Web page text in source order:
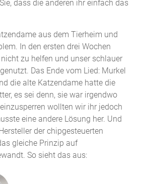
dass die anderen ihr einfach das
aus dem Tierheim und
In den ersten drei Wochen
zu helfen und unser schlauer
Das Ende vom Lied: Murkel
die alte Katzendame hatte die
es sei denn, sie war irgendwo
wollten wir ihr jedoch
eine andere Lösung her. Und
der chipgesteuerten
gleiche Prinzip auf
So sieht das aus: